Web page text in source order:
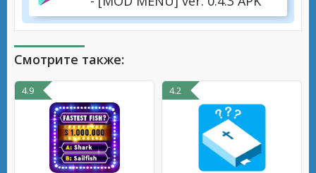
Смотрите также:
4.9 4.2